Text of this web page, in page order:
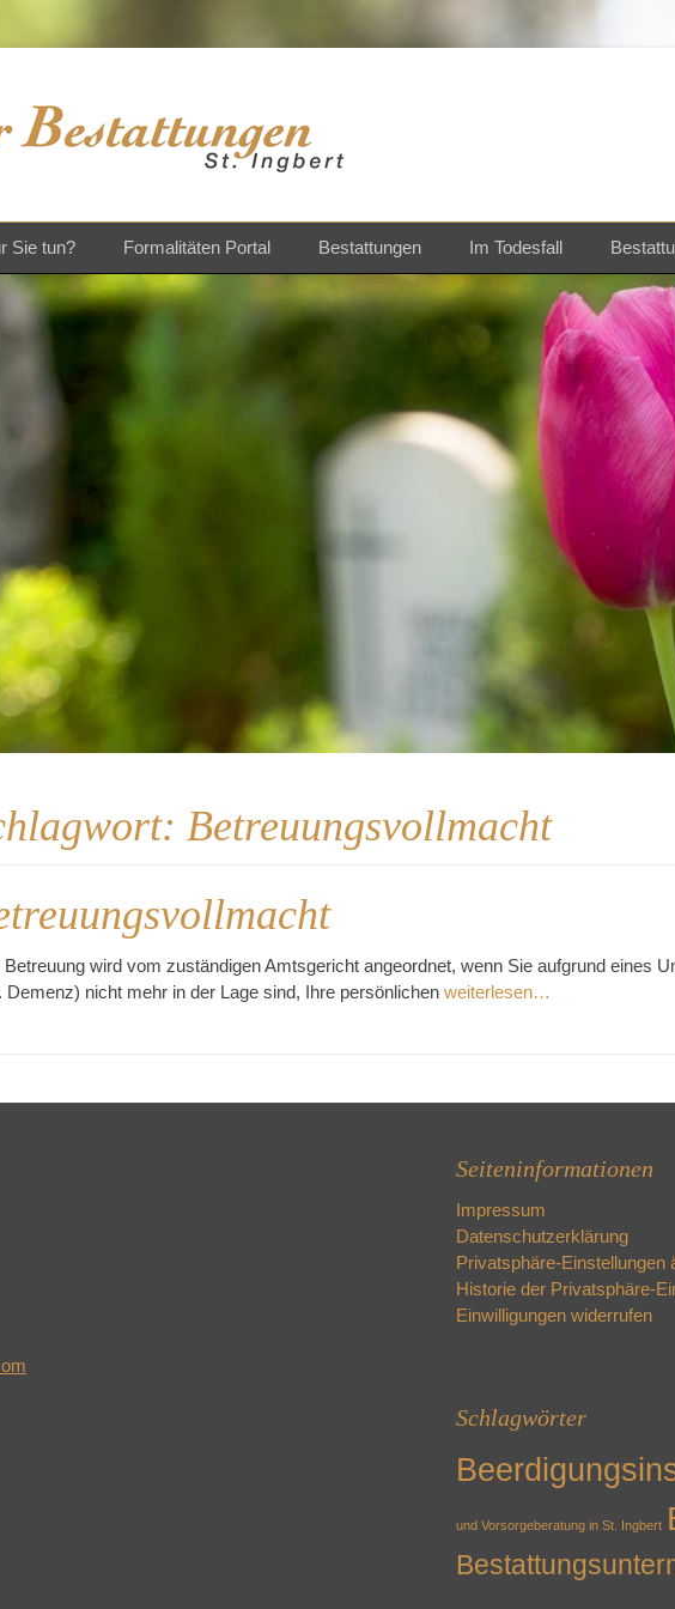
St.Ingbert
in St. Ingbert
Sie tun? Formalitäten Portal Bestattungen Im Todesfall
Betreuungsvollmacht
Betreuung wird vom zuständigen Amtsgericht angeordnet, wenn Sie aufgrund eines
Demenz) nicht mehr in der Lage sind, Ihre persönlichen weiterlesen…
Seiteninformationen
Impressum
Datenschutzerklärung
Privatsphäre-Einstellungen
Historie der Privatsphäre-
Einwilligungen widerrufen
Schlagwörter
und Vorsorgeberatung in St. Ingbert